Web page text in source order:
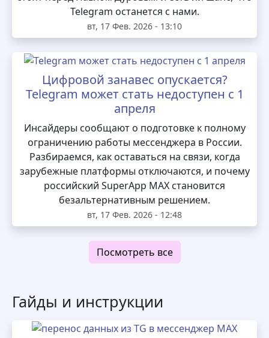
Telegram останется с нами.
вт, 17 Фев. 2026 - 13:10
Цифровой занавес опускается?
Telegram может стать недоступен с 1
апреля
Инсайдеры сообщают о подготовке к полному
ограничению работы мессенджера в России.
Разбираемся, как оставаться на связи, когда
зарубежные платформы отключаются, и почему
российский SuperApp MAX становится
безальтернативным решением.
вт, 17 Фев. 2026 - 12:48
Посмотреть все
Гайды и инструкции